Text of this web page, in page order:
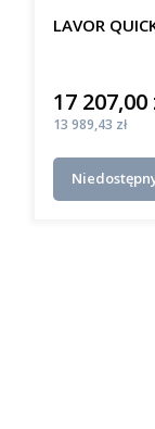
LAVOR
Cena
17 207,00
Cena
13 989,43 zł